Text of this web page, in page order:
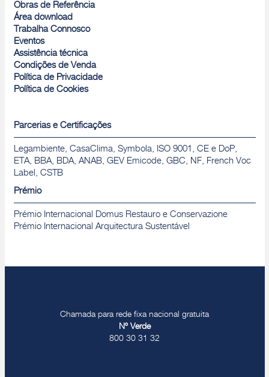
Obras de Referência
Área download
Trabalha Connosco
Eventos
Assistência técnica
Condições de Venda
Política de Privacidade
Política de Cookies
Parcerias e Certificações
Legambiente, CasaClima, Symbola, ISO 9001, CE e DoP,
ETA, BBA, BDA, ANAB, GEV Emicode, GBC, NF, French Voc
Label, CSTB
Prémio
Prémio Internacional Domus Restauro e Conservazione
Prémio Internacional Arquitectura Sustentável
Chamada para rede fixa nacional gratuita
Nº Verde
800 30 31 32